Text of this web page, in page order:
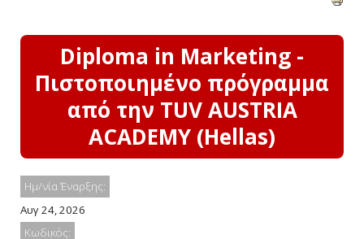
Diploma in Marketing -
Πιστοποιημένο πρόγραμμα
από την TUV AUSTRIA
ACADEMY (Hellas)
Ημ/νία Έναρξης:
Αυγ 24, 2026
Κωδικός: